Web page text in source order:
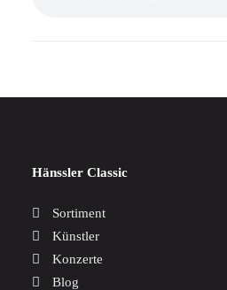
Hänssler Classic
Sortiment
Künstler
Konzerte
Blog